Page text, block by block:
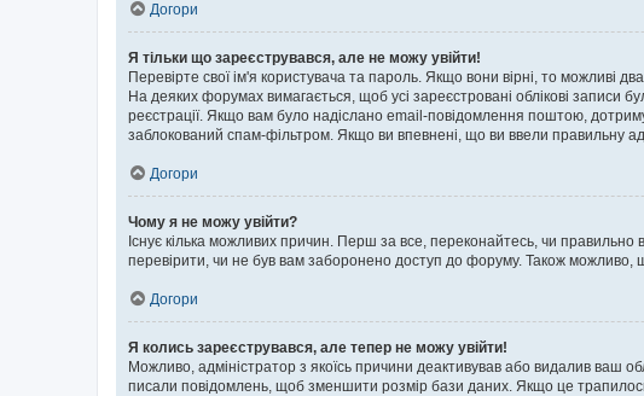
Догори
Я тільки що зареєструвався, але не можу увійти!
Перевірте свої ім'я користувача та пароль. Якщо вони вірні, то можливі
На деяких форумах вимагається, щоб усі зареєстровані облікові записи
реєстрації. Якщо вам було надіслано email-повідомлення поштою,
заблокований спам-фільтром. Якщо ви впевнені, що ви ввели правильну
Догори
Чому я не можу увійти?
Існує кілька можливих причин. Перш за все, переконайтесь, чи
перевірити, чи не був вам заборонено доступ до форуму. Також можливо,
Догори
Я колись зареєструвався, але тепер не можу увійти!
Можливо, адміністратор з якоїсь причини деактивував або видалив ваш
писали повідомлень, щоб зменшити розмір бази даних. Якщо це